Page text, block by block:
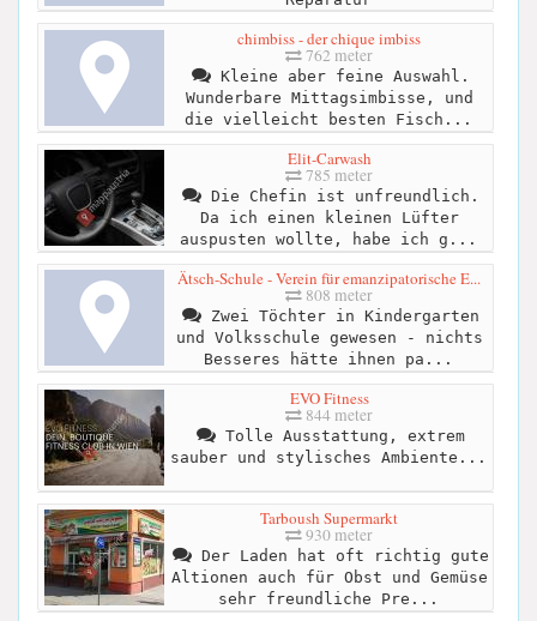
chimbiss - der chique imbiss
762 meter
Kleine aber feine Auswahl.
Wunderbare Mittagsimbisse, und
die vielleicht besten Fisch...
Elit-Carwash
785 meter
Die Chefin ist unfreundlich.
Da ich einen kleinen Lüfter
auspusten wollte, habe ich g...
Ätsch-Schule - Verein für emanzipatorische E...
808 meter
Zwei Töchter in Kindergarten
und Volksschule gewesen - nichts
Besseres hätte ihnen pa...
EVO Fitness
844 meter
Tolle Ausstattung, extrem
sauber und stylisches Ambiente...
Tarboush Supermarkt
930 meter
Der Laden hat oft richtig gute
Altionen auch für Obst und Gemüse
sehr freundliche Pre...